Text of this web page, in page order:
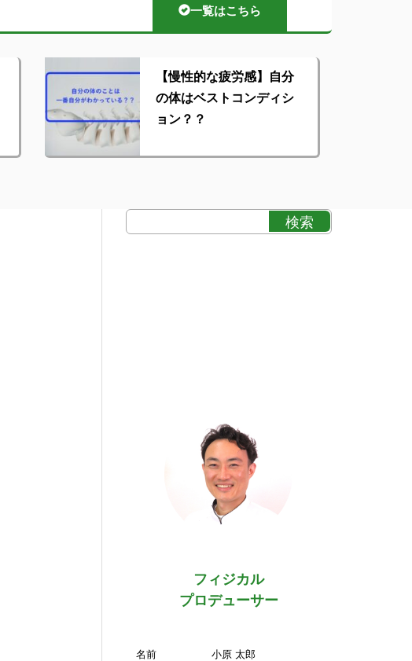
一覧はこちら
【慢性的な疲労感】自分
の体はベストコンディシ
ョン？？
フィジカル
プロデューサー
名前
小原 太郎